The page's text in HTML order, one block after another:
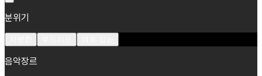
분위기
음악장르